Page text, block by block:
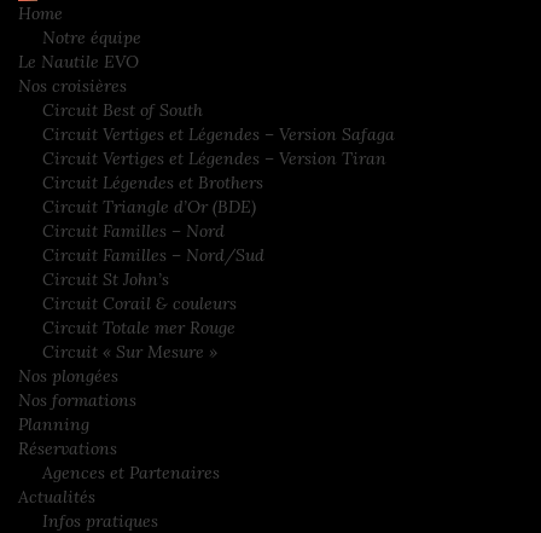
Home
Notre équipe
Le Nautile EVO
Nos croisières
Circuit Best of South
Circuit Vertiges et Légendes – Version Safaga
Circuit Vertiges et Légendes – Version Tiran
Circuit Légendes et Brothers
Circuit Triangle d’Or (BDE)
Circuit Familles – Nord
Circuit Familles – Nord/Sud
Circuit St John’s
Circuit Corail & couleurs
Circuit Totale mer Rouge
Circuit « Sur Mesure »
Nos plongées
Nos formations
Planning
Réservations
Agences et Partenaires
Actualités
Infos pratiques